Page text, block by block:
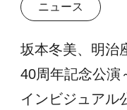
ニュース
坂本冬美、明治
40周年記念公演
インビジュア